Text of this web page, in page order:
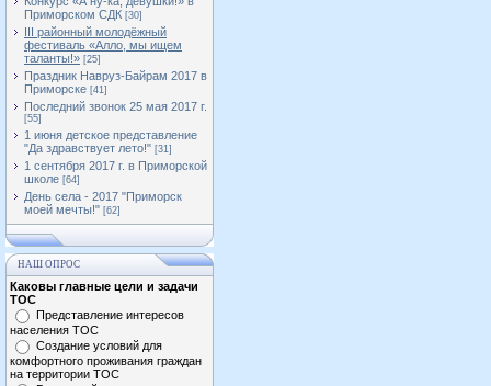
Приморском СДК [30]
III районный молодёжный
фестиваль «Алло, мы ищем
таланты!» [25]
Праздник Навруз-Байрам 2017 в
Приморске [41]
Последний звонок 25 мая 2017 г.
[55]
1 июня детское представление
"Да здравствует лето!" [31]
1 сентября 2017 г. в Приморской
школе [64]
День села - 2017 "Приморск
моей мечты!" [62]
НАШ ОПРОС
Каковы главные цели и задачи
ТОС
Представление интересов
населения ТОС
Создание условий для
комфортного проживания граждан
на территории ТОС